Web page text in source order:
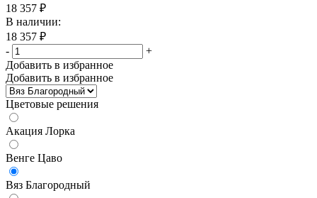
18 357 ₽
В наличии:
18 357 ₽
-
+
Добавить в избранное
Добавить в избранное
Цветовые решения
Акация Лорка
Венге Цаво
Вяз Благородный